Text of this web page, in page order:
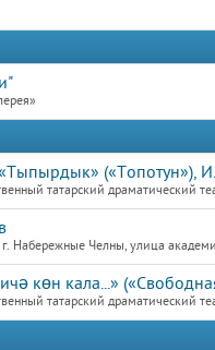
(«Топотун»),
татарский драматический
Набережные Челны, улица
көн кала...»
татарский драматический